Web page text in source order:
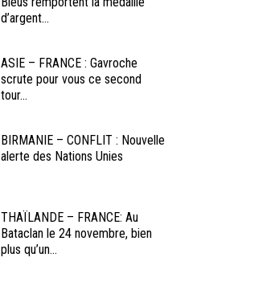
d’argent...
ASIE – FRANCE : Gavroche
scrute pour vous ce second
tour...
BIRMANIE – CONFLIT : Nouvelle
alerte des Nations Unies
THAÏLANDE – FRANCE: Au
Bataclan le 24 novembre, bien
plus qu’un...